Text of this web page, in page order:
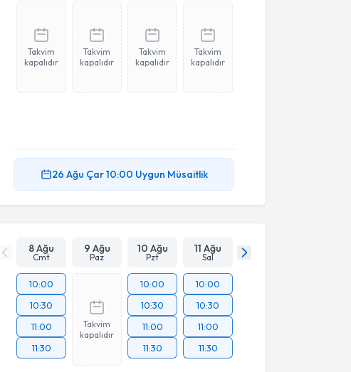
Takvim
kapalıdır
Takvim
kapalıdır
Takvim
kapalıdır
Takvim
kapalıdır
26 Ağu Çar10:00 Uygun Müsaitlik
8 Ağu
Cmt
9 Ağu
Paz
10 Ağu
Pzt
11 Ağu
Sal
10:00
10:30
11:00
11:30
Takvim
kapalıdır
10:00
10:30
11:00
11:30
10:00
10:30
11:00
11:30